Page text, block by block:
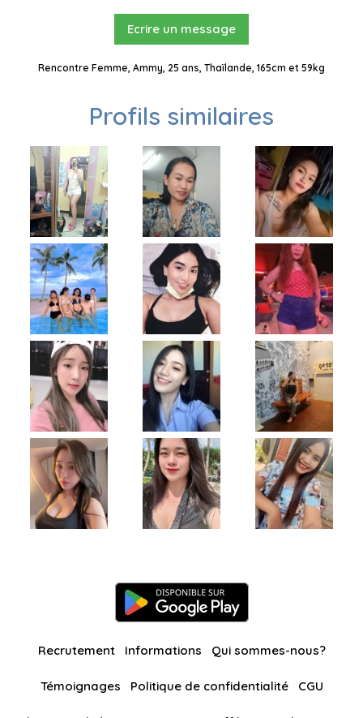
Ecrire un message
Rencontre Femme, Ammy, 25 ans, Thaïlande, 165cm et 59kg
Profils similaires
Recrutement Informations Qui sommes-nous?
Témoignages Politique de confidentialité CGU